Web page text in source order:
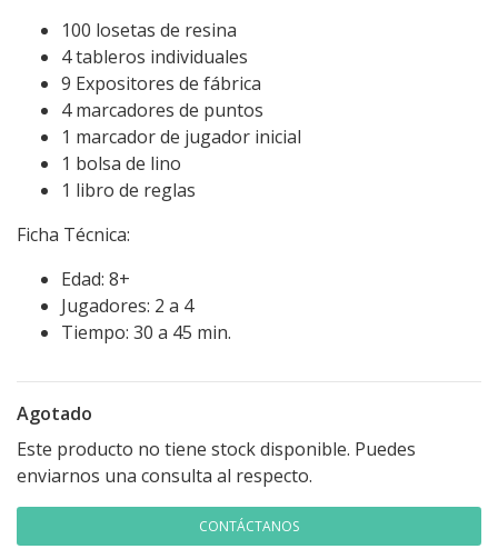
100 losetas de resina
4 tableros individuales
9 Expositores de fábrica
4 marcadores de puntos
1 marcador de jugador inicial
1 bolsa de lino
1 libro de reglas
Ficha Técnica:
Edad: 8+
Jugadores: 2 a 4
Tiempo: 30 a 45 min.
Agotado
Este producto no tiene stock disponible. Puedes
enviarnos una consulta al respecto.
CONTÁCTANOS